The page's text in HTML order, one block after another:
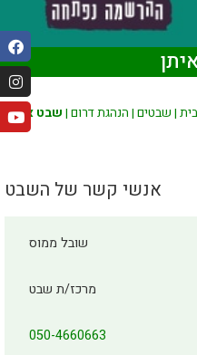
| שבטים | הנהגת דרום | שבט איתן
אנשי קשר של השבט
שובל ממוס
מרכז/ת שבט
050-4660663